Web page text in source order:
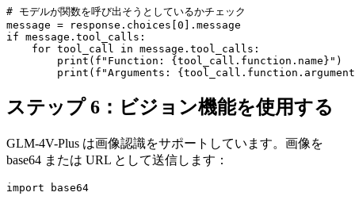
# モデルが関数を呼び出そうとしているかチェック
message = response.choices[0].message
if message.tool_calls:
    for tool_call in message.tool_calls:
        print(f"Function: {tool_call.function.name}")
ステップ 6：ビジョン機能を使用する
GLM-4V-Plus は画像認識をサポートしています。画像を
base64 または URL として送信します：
import base64